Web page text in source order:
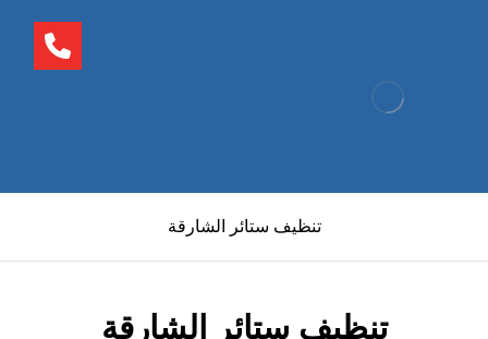
تنظيف ستائر الشارقة
تنظيف ستائر الشارقة